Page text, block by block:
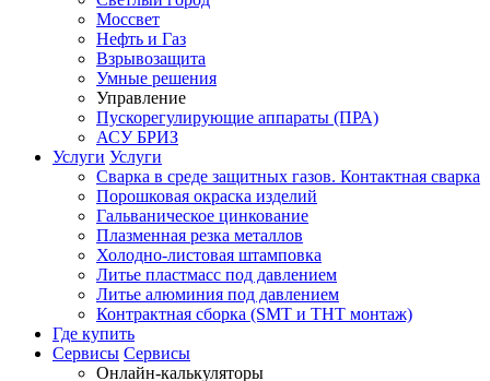
Моссвет
Нефть и Газ
Взрывозащита
Умные решения
Управление
Пускорегулирующие аппараты (ПРА)
АСУ БРИЗ
Услуги Услуги
Сварка в среде защитных газов. Контактная сварка
Порошковая окраска изделий
Гальваническое цинкование
Плазменная резка металлов
Холодно-листовая штамповка
Литье пластмасс под давлением
Литье алюминия под давлением
Контрактная сборка (SMT и THT монтаж)
Где купить
Сервисы Сервисы
Онлайн-калькуляторы